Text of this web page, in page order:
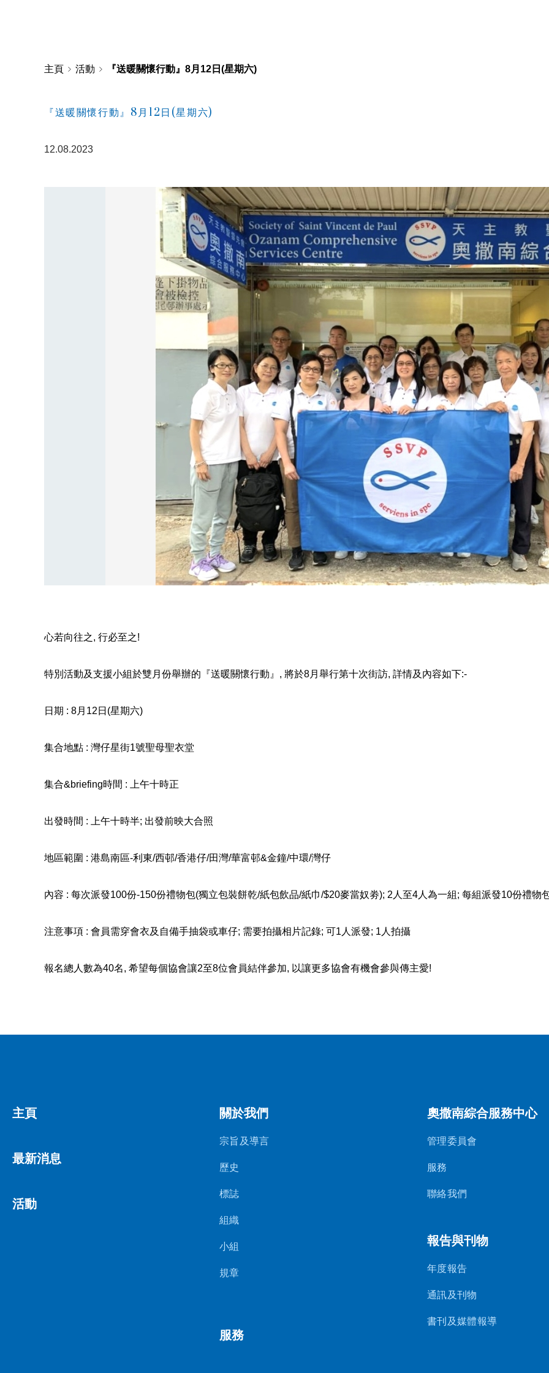
主頁 活動 『送暖關懷行動』8月12日(星期六)
『送暖關懷行動』8月12日(星期六)
12.08.2023
心若向往之, 行必至之!
特別活動及支援小組於雙月份舉辦的『送暖關懷行動 』 , 將於8月舉行第十次街訪, 詳情及內容如下:-
日期 : 8月 12 日 (星期六)
集合地點 : 灣仔星街1號聖母聖衣堂
集合&briefing時間 : 上午十時正
出發時間 : 上午十時半; 出發前映大合照
地區範圍 : 港島南區-利東/西邨/香港仔/田灣/華富邨&金鐘/中環/灣仔
內容 : 每次派發100份-150份禮物包(獨立包裝餅乾/紙包飲品/紙巾/$20麥當奴劵); 2 人至4人為一組; 每組派發10份禮物
注意事項 : 會員需穿會衣及自備手抽袋或車仔; 需要拍攝相片記錄; 可1 人派發; 1 人拍攝
報名總人數為40名, 希望每個協會讓2至8位會員結伴參加, 以讓更多協會有機會參與傳主愛!
主頁
最新消息
活動
關於我們
宗旨及導言
歷史
標誌
組織
小組
規章
服務
奧撒南綜合服務中心
管理委員會
服務
聯絡我們
報告與刊物
年度報告
通訊及刊物
書刊及媒體報導